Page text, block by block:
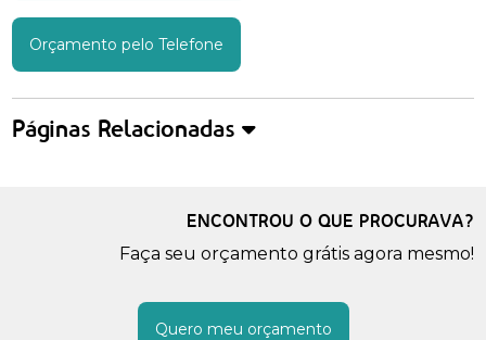
Orçamento pelo Telefone
Páginas Relacionadas
ENCONTROU O QUE PROCURAVA?
Faça seu orçamento grátis agora mesmo!
Quero meu orçamento